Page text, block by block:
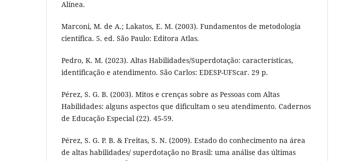
Alínea.
Marconi, M. de A.; Lakatos, E. M. (2003). Fundamentos de metodologia
científica. 5. ed. São Paulo: Editora Atlas.
Pedro, K. M. (2023). Altas Habilidades/Superdotação: características,
identificação e atendimento. São Carlos: EDESP-UFScar. 29 p.
Pérez, S. G. B. (2003). Mitos e crenças sobre as Pessoas com Altas
Habilidades: alguns aspectos que dificultam o seu atendimento. Cadernos
de Educação Especial (22). 45-59.
Pérez, S. G. P. B. & Freitas, S. N. (2009). Estado do conhecimento na área
de altas habilidades/ superdotação no Brasil: uma análise das últimas